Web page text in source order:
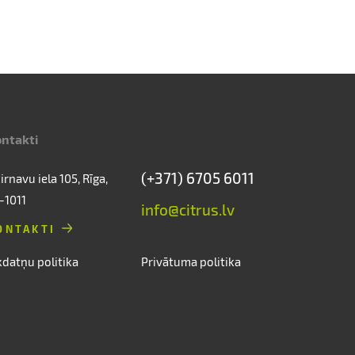
iela 105, Rīga,
1011
(+371) 6705 6011
info@citrus.lv
politika Privātuma politika